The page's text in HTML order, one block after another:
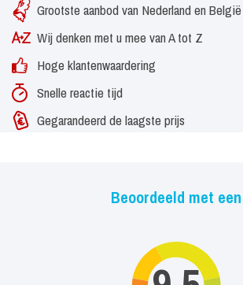
Grootste aanbod van Nederland en België
Wij denken met u mee van A tot Z
Hoge klantenwaardering
Snelle reactie tijd
Gegarandeerd de laagste prijs
Beoordeeld met een